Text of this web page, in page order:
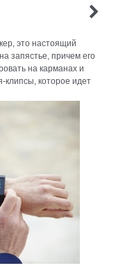
это настоящий
запястье, причем его
на карманах и
клипсы, которое идет